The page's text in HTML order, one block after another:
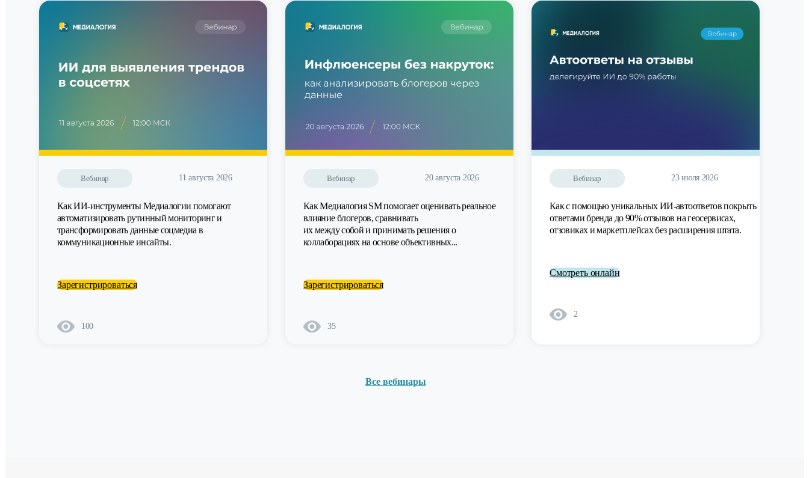
Вебинар 11 августа 2026
Как ИИ-инструменты Медиалогии помогают
автоматизировать рутинный мониторинг и
трансформировать данные соцмедиа в
коммуникационные инсайты.
Зарегистрироваться
100
Вебинар 20 августа 2026
Как Медиалогия SM помогает оценивать реальное
влияние блогеров, сравнивать
их между собой и принимать решения о
коллаборациях на основе объективных...
Зарегистрироваться
35
Вебинар 23 июля 2026
Как с помощью уникальных ИИ-автоответов покрыть
ответами бренда до 90% отзывов на геосервисах,
отзовиках и маркетплейсах без расширения штата.
Смотреть онлайн
2
Все вебинары